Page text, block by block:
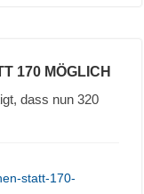
170 MÖGLICH
dass nun 320
statt-170-